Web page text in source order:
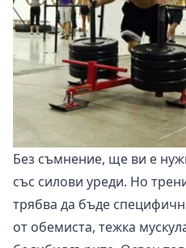
Без съмнение, ще ви е
със силови уреди. Но
трябва да бъде
от обемиста, тежка